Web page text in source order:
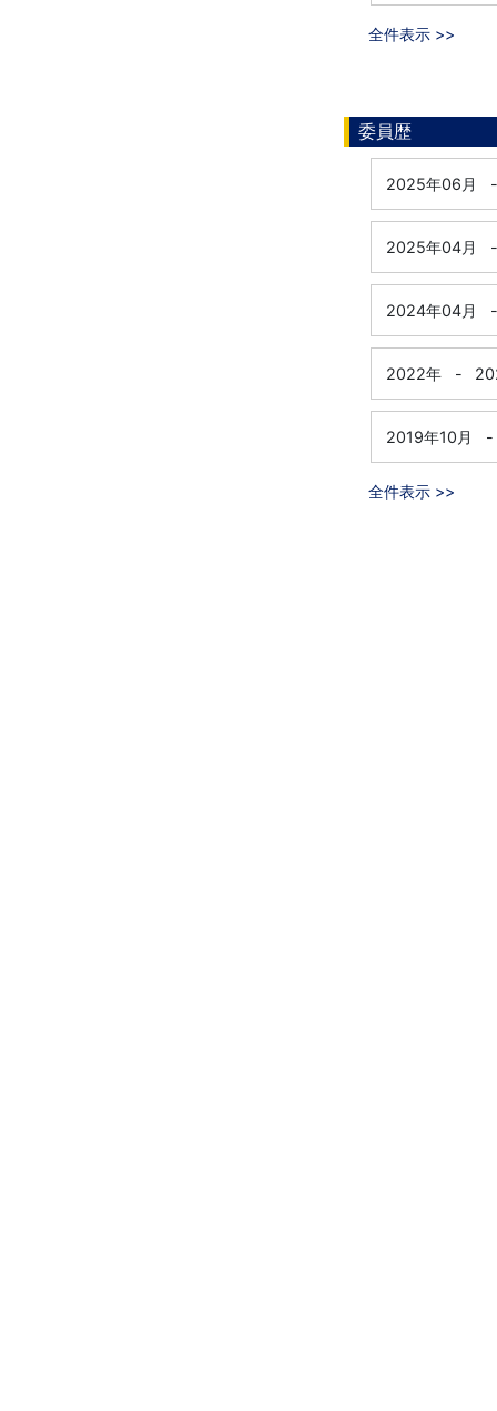
全件表示 >>
委員歴
2025年06月 -
2025年04月 -
2024年04月 -
2022年 -
2019年10月 -
全件表示 >>